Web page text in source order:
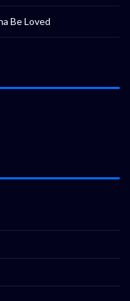
Be Loved